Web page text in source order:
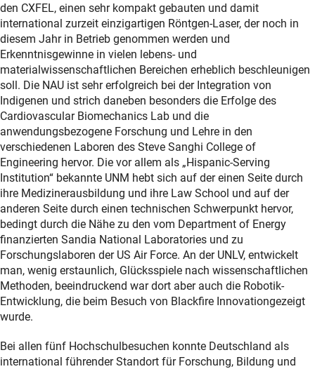
den CXFEL, einen sehr kompakt gebauten und damit
international zurzeit einzigartigen Röntgen-Laser, der noch in
diesem Jahr in Betrieb genommen werden und
Erkenntnisgewinne in vielen lebens- und
materialwissenschaftlichen Bereichen erheblich beschleunigen
soll. Die NAU ist sehr erfolgreich bei der Integration von
Indigenen und strich daneben besonders die Erfolge des
Cardiovascular Biomechanics Lab und die
anwendungsbezogene Forschung und Lehre in den
verschiedenen Laboren des Steve Sanghi College of
Engineering hervor. Die vor allem als „Hispanic-Serving
Institution“ bekannte UNM hebt sich auf der einen Seite durch
ihre Medizinerausbildung und ihre Law School und auf der
anderen Seite durch einen technischen Schwerpunkt hervor,
bedingt durch die Nähe zu den vom Department of Energy
finanzierten Sandia National Laboratories und zu
Forschungslaboren der US Air Force. An der UNLV, entwickelt
man, wenig erstaunlich, Glücksspiele nach wissenschaftlichen
Methoden, beeindruckend war dort aber auch die Robotik-
Entwicklung, die beim Besuch von Blackfire Innovationgezeigt
wurde.
Bei allen fünf Hochschulbesuchen konnte Deutschland als
international führender Standort für Forschung, Bildung und